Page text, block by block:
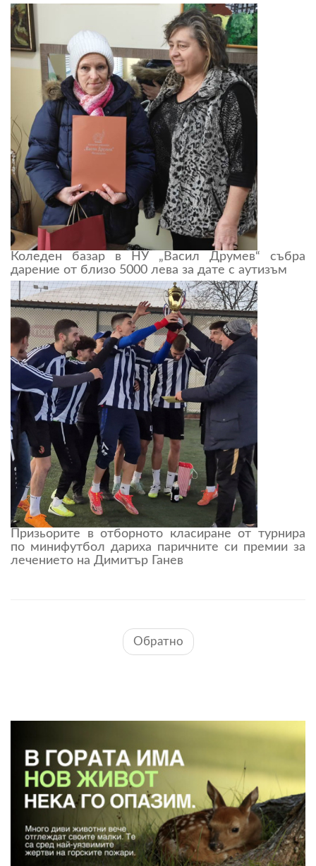
Коледен базар в НУ „Васил Друмев“ събра
дарение от близо 5000 лева за дате с аутизъм
Призьорите в отборното класиране от турнира
по минифутбол дариха паричните си премии за
лечението на Димитър Ганев
Обратно